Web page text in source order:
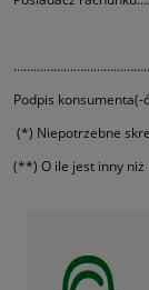
Podpis konsumenta(-
(*) Niepotrzebne
(**) O ile jest inny niż